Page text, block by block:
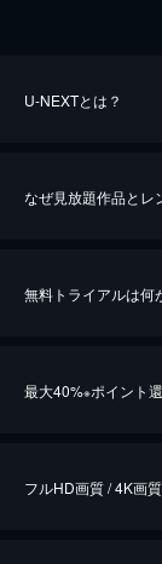
U-NEXTとは？
なぜ見放題作品とレ
無料トライアルは何
最大40%※ポイント
フルHD画質 / 4K画